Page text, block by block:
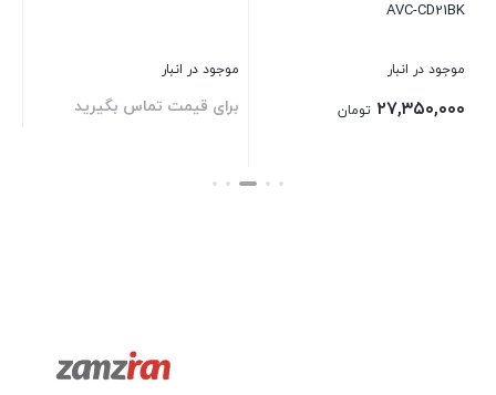
AVC-CD21BK
موجود در انبار
۲۷,۳۵۰,۰۰۰ تومان
موجود در انبار
برای قیمت تماس بگیرید